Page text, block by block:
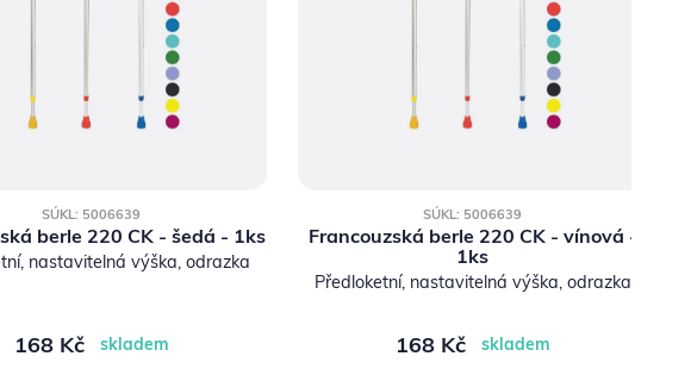
SÚKL: 5006639
berle 220 CK - šedá - 1ks
nastavitelná výška, odrazka
168 Kč skladem
SÚKL: 5006639
Francouzská berle 220 CK - vínová -
1ks
Předloketní, nastavitelná výška, odrazka
168 Kč skladem